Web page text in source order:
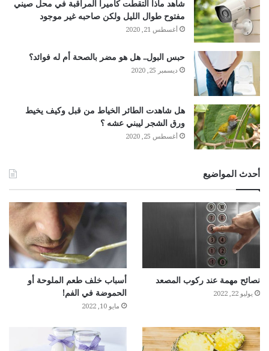
شاهد ماذا التقطت كاميرا المراقبة في محل صيني
مفتوح طوال الليل ولكن صاحبه غير موجود
أغسطس 21, 2020
حبس البول.. هل هو مضر بالصحة أم له فوائد؟
ديسمبر 25, 2020
هل شاهدت الطائر الخياط من قبل وكيف يخيط
ورق الشجر ليبني عشه ؟
أغسطس 25, 2020
أحدث المواضيع
نصائح مهمة عند ركوب المصعد
يوليو 22, 2022
أسباب خلف طعم الملوحة أو
الحموضة في الفم!
مايو 10, 2022